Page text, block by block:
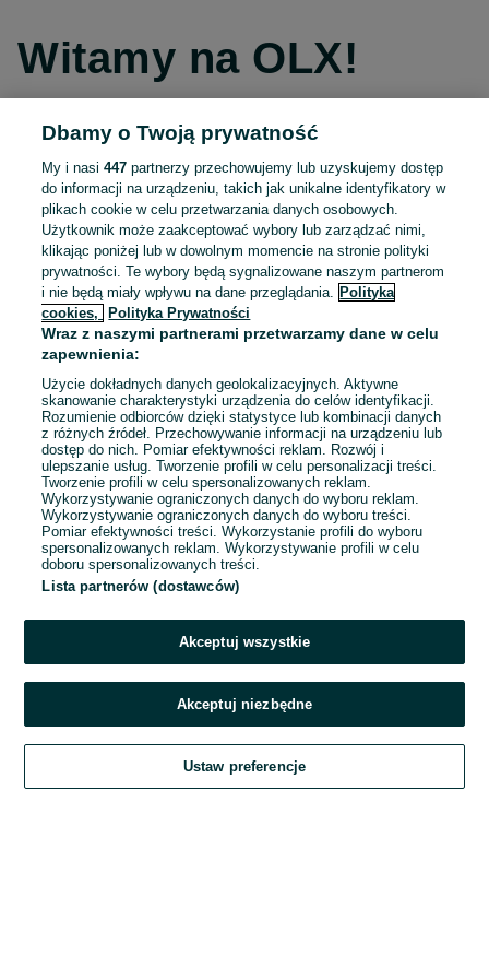
Witamy na OLX!
Kontynuuj przez Facebooka
Kontynuuj przez konto Apple
Kontynuuj przez konto Google
LUB
E-mail
Hasło
Zaloguj się
Kontynuując za pośrednictwem jednego z dostawców wskazanych powyżej,
OLX.pl w jego aktualnym brzmieniu.
Dbamy o Twoją prywatność
My i nasi447 partnerzy przechowujemy lub uzyskujemy dostęp
do informacji na urządzeniu, takich jak unikalne identyfikatory w
plikach cookie w celu przetwarzania danych osobowych.
Użytkownik może zaakceptować wybory lub zarządzać nimi,
klikając poniżej lub w dowolnym momencie na stronie polityki
prywatności. Te wybory będą sygnalizowane naszym partnerom
i nie będą miały wpływu na dane przeglądania.
Polityka
cookies,
Polityka Prywatności
Wraz z naszymi partnerami przetwarzamy dane w celu
zapewnienia:
Użycie dokładnych danych geolokalizacyjnych. Aktywne
skanowanie charakterystyki urządzenia do celów identyfikacji.
Rozumienie odbiorców dzięki statystyce lub kombinacji danych
z różnych źródeł. Przechowywanie informacji na urządzeniu lub
dostęp do nich. Pomiar efektywności reklam. Rozwój i
ulepszanie usług. Tworzenie profili w celu personalizacji treści.
Tworzenie profili w celu spersonalizowanych reklam.
Wykorzystywanie ograniczonych danych do wyboru reklam.
Wykorzystywanie ograniczonych danych do wyboru treści.
Pomiar efektywności treści. Wykorzystanie profili do wyboru
spersonalizowanych reklam. Wykorzystywanie profili w celu
doboru spersonalizowanych treści.
Lista partnerów (dostawców)
Akceptuj wszystkie
Akceptuj niezbędne
Ustaw preferencje